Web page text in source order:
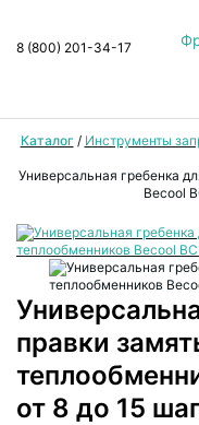
8 (800) 201-34-17
Каталог / Инструменты
Универсальная гребенка
Becool
правки
от 8 до 15